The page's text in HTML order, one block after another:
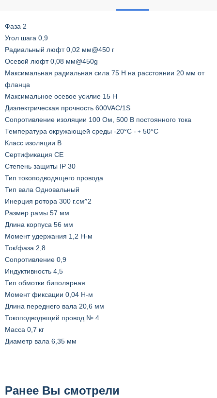
Фаза 2
Угол шага 0,9
Радиальный люфт 0,02 мм@450 г
Осевой люфт 0,08 мм@450g
Максимальная радиальная сила 75 Н на расстоянии 20 мм от
фланца
Максимальное осевое усилие 15 Н
Диэлектрическая прочность 600VAC/1S
Сопротивление изоляции 100 Ом, 500 В постоянного тока
Температура окружающей среды -20°C -﹢50°C
Класс изоляции B
Сертификация CE
Степень защиты IP 30
Тип токоподводящего провода
Тип вала Одновальный
Инерция ротора 300 г.см^2
Размер рамы 57 мм
Длина корпуса 56 мм
Момент удержания 1,2 Н-м
Ток/фаза 2,8
Сопротивление 0,9
Индуктивность 4,5
Тип обмотки биполярная
Момент фиксации 0,04 Н-м
Длина переднего вала 20,6 мм
Токоподводящий провод № 4
Масса 0,7 кг
Диаметр вала 6,35 мм
Ранее Вы смотрели